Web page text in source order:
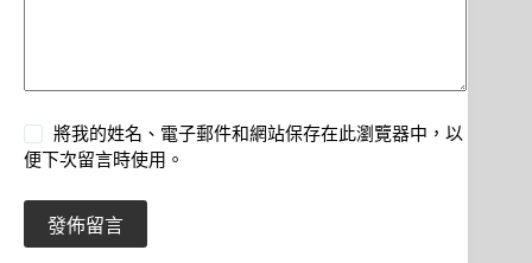
將我的姓名、電子郵件和網站保存在此瀏覽器中，以
便下次留言時使用。
發佈留言